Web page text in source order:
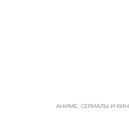
АНИМЕ, СЕРИАЛЫ И